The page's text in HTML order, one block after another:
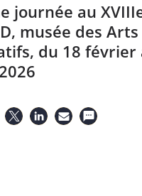
journée au
musée des Arts
du 18 février